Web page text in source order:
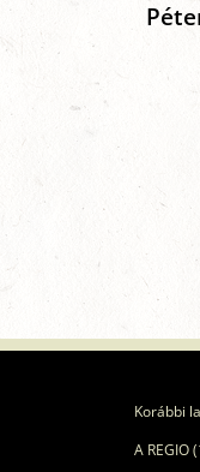
Korábbi
A